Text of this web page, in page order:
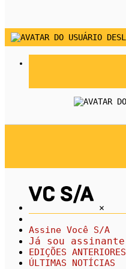
×
Assine Você S/A
Já sou assinante
EDIÇÕES ANTERIORES
ÚLTIMAS NOTÍCIAS